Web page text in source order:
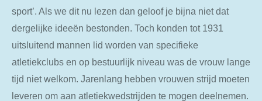
sport’. Als we dit nu lezen dan geloof je bijna niet dat
dergelijke ideeën bestonden. Toch konden tot 1931
uitsluitend mannen lid worden van specifieke
atletiekclubs en op bestuurlijk niveau was de vrouw lange
tijd niet welkom. Jarenlang hebben vrouwen strijd moeten
leveren om aan atletiekwedstrijden te mogen deelnemen.